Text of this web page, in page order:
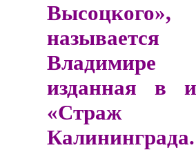
Владимире
изданная в
«Страж
Калининграда.